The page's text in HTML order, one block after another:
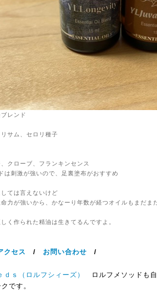
レンド
サム、セロリ種子
クローブ、フランキンセンス
は刺激が強いので、足裏塗布がおすすめ
ては言えないけど
力が強いから、かなーり年数が経つオイルもまだま
く作られた精油は生きてるんですよ。
クセス / お問い合わせ /
ｄｓ（ロルフシィーズ）
ロルフメソッドも
です。